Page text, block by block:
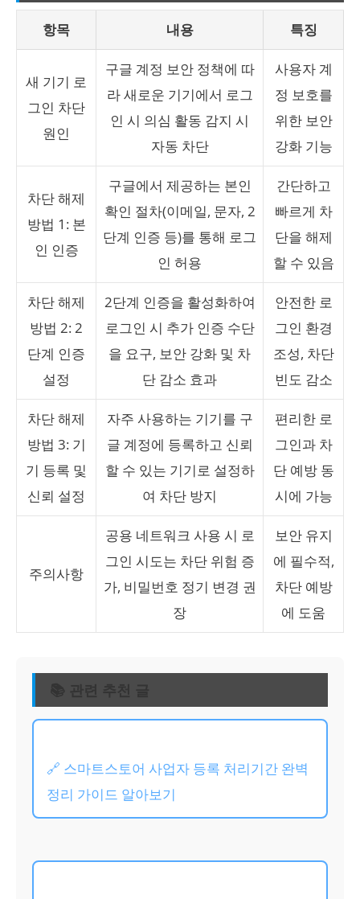
항목 내용 특징
새 기기 로
그인 차단
원인
구글 계정 보안 정책에 따
라 새로운 기기에서 로그
인 시 의심 활동 감지 시
자동 차단
사용자 계
정 보호를
위한 보안
강화 기능
차단 해제
방법 1: 본
인 인증
구글에서 제공하는 본인
확인 절차(이메일, 문자, 2
단계 인증 등)를 통해 로그
인 허용
간단하고
빠르게 차
단을 해제
할 수 있음
차단 해제
방법 2: 2
단계 인증
설정
2단계 인증을 활성화하여
로그인 시 추가 인증 수단
을 요구, 보안 강화 및 차
단 감소 효과
안전한 로
그인 환경
조성, 차단
빈도 감소
차단 해제
방법 3: 기
기 등록 및
신뢰 설정
자주 사용하는 기기를 구
글 계정에 등록하고 신뢰
할 수 있는 기기로 설정하
여 차단 방지
편리한 로
그인과 차
단 예방 동
시에 가능
주의사항
공용 네트워크 사용 시 로
그인 시도는 차단 위험 증
가, 비밀번호 정기 변경 권
장
보안 유지
에 필수적,
차단 예방
에 도움
📚 관련 추천 글
🔗 스마트스토어 사업자 등록 처리기간 완벽
정리 가이드 알아보기